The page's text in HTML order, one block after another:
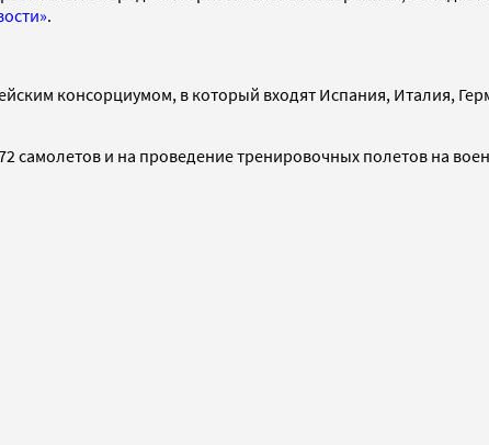
.
консорциумом, в который входят Испания, Италия,
самолетов и на проведение тренировочных полетов на